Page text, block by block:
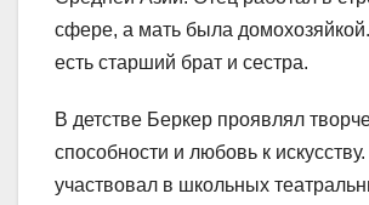
сфере, а мать была
есть старший брат и сестра.
В детстве Беркер проявлял
способности и любовь к
участвовал в школьных